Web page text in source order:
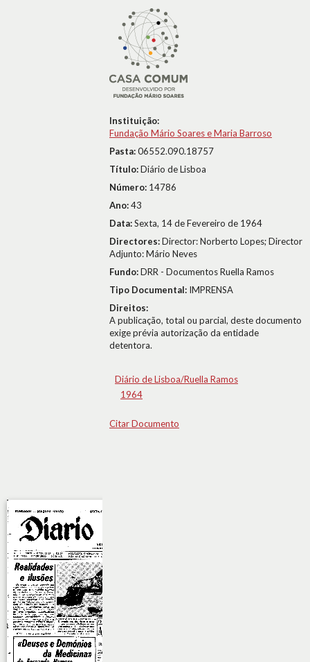
Instituição:
Fundação Mário Soares e Maria Barroso
Pasta:06552.090.18757
Título:Diário de Lisboa
Número: 14786
Ano:43
Data:Sexta, 14 de Fevereiro de 1964
Directores:Director: Norberto Lopes; Director
Adjunto: Mário Neves
Fundo:DRR - Documentos Ruella Ramos
Tipo Documental: IMPRENSA
Direitos:
A publicação, total ou parcial, deste documento
exige prévia autorização da entidade
detentora.
Diário de Lisboa/Ruella Ramos
1964
Citar Documento